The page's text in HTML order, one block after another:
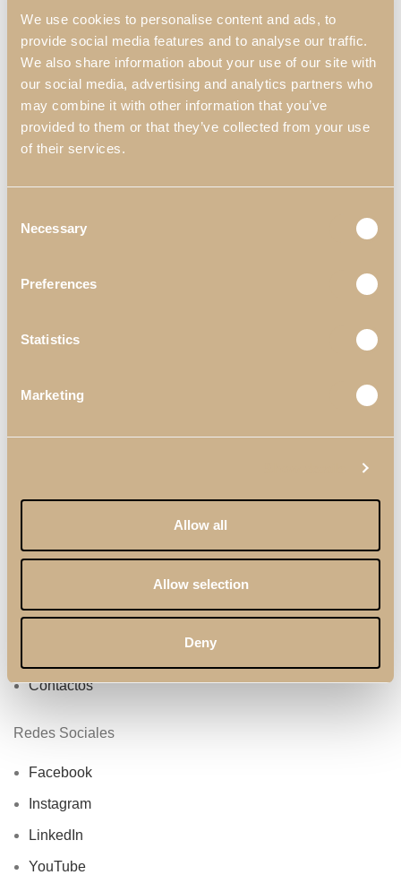
We use cookies to personalise content and ads, to
provide social media features and to analyse our traffic.
We also share information about your use of our site with
our social media, advertising and analytics partners who
may combine it with other information that you’ve
provided to them or that they’ve collected from your use
of their services.
Selection
Necessary
Preferences
Statistics
Marketing
Allow all
Allow selection
Deny
Cama Zenit Armario Soho
Profesionales
Términos & Condiciones
Política de Privacidad
Contactos
Redes Sociales
Facebook
Instagram
LinkedIn
YouTube